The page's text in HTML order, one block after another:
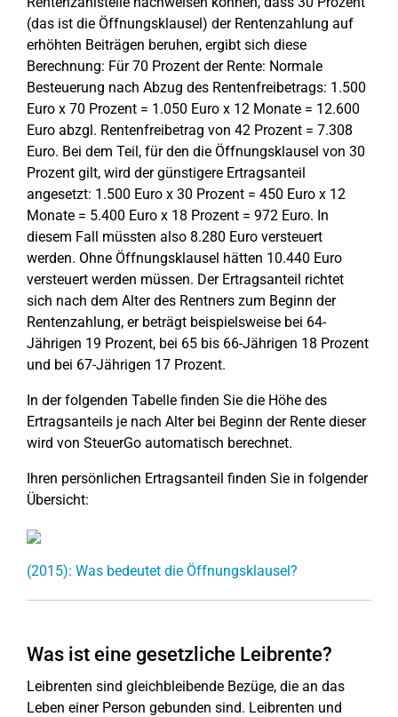
(das ist die Öffnungsklausel) der Rentenzahlung auf
erhöhten Beiträgen beruhen, ergibt sich diese
Berechnung: Für 70 Prozent der Rente: Normale
Besteuerung nach Abzug des Rentenfreibetrags: 1.500
Euro x 70 Prozent = 1.050 Euro x 12 Monate = 12.600
Euro abzgl. Rentenfreibetrag von 42 Prozent = 7.308
Euro. Bei dem Teil, für den die Öffnungsklausel von 30
Prozent gilt, wird der günstigere Ertragsanteil
angesetzt: 1.500 Euro x 30 Prozent = 450 Euro x 12
Monate = 5.400 Euro x 18 Prozent = 972 Euro. In
diesem Fall müssten also 8.280 Euro versteuert
werden. Ohne Öffnungsklausel hätten 10.440 Euro
versteuert werden müssen. Der Ertragsanteil richtet
sich nach dem Alter des Rentners zum Beginn der
Rentenzahlung, er beträgt beispielsweise bei 64-
Jährigen 19 Prozent, bei 65 bis 66-Jährigen 18 Prozent
und bei 67-Jährigen 17 Prozent.
In der folgenden Tabelle finden Sie die Höhe des
Ertragsanteils je nach Alter bei Beginn der Rente dieser
wird von SteuerGo automatisch berechnet.
Ihren persönlichen Ertragsanteil finden Sie in folgender
Übersicht:
(2015): Was bedeutet die Öffnungsklausel?
Was ist eine gesetzliche Leibrente?
Leibrenten sind gleichbleibende Bezüge, die an das
Leben einer Person gebunden sind. Leibrenten und